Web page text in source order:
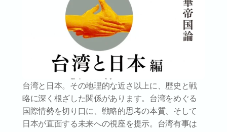
台湾と日本。その地理的な近さ以上に、歴史と戦
略に深く根ざした関係があります。台湾をめぐる
国際情勢を切り口に、戦略的思考の本質、そして
日本が直面する未来への視座を提示。台湾有事は